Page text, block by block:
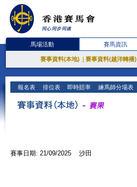
馬場活動 賽馬資訊
賽事資料(本地) 賽事資料(越洋轉播)
報名表 排位表 即時賠率 練馬師分場表
賽事日期: 21/09/2025 沙田